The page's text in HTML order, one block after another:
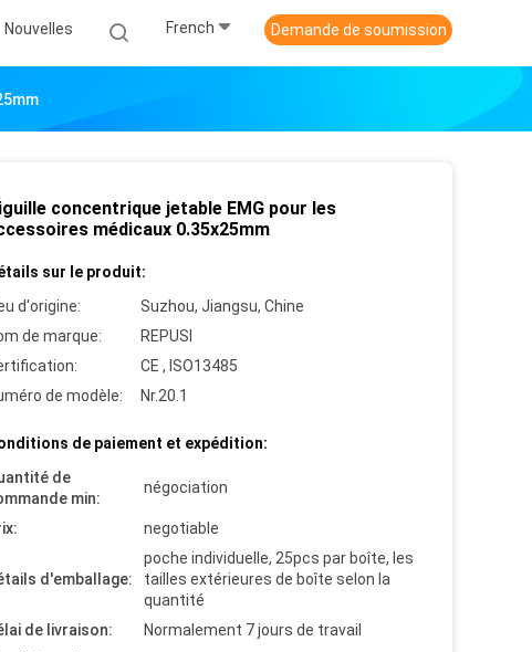
Nouvelles French Demande de soumission
concentrique jetable EMG pour les
médicaux 0.35x25mm
sur le produit:
d'origine:
Suzhou, Jiangsu, Chine
de marque:
REPUSI
CE , ISO13485
de modèle:
Nr.20.1
de paiement et expédition:
de
min:
négociation
negotiable
d'emballage:
poche individuelle, 25pcs par boîte, les
tailles extérieures de boîte selon la
quantité
de livraison:
Normalement 7 jours de travail